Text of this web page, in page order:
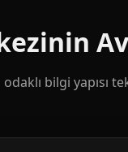
bilgi yapısı